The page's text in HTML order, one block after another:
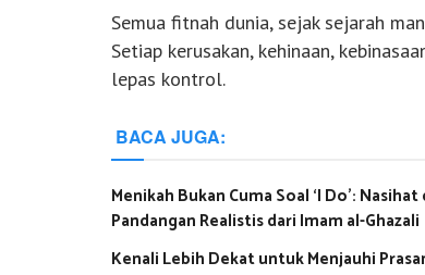
Semua fitnah dunia, sejak sejarah
Setiap kerusakan, kehinaan,
lepas kontrol.
BACA JUGA:
Menikah Bukan Cuma Soal ‘I Do’: Nasihat
Pandangan Realistis dari Imam al-Ghazali
Kenali Lebih Dekat untuk Menjauhi